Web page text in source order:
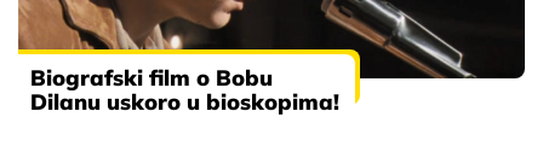
Biografski film o Bobu
Dilanu uskoro u bioskopima!